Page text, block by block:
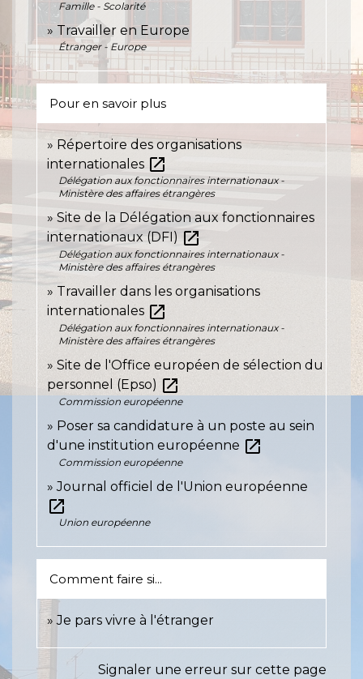
Famille - Scolarité
Travailler en Europe
Étranger - Europe
Pour en savoir plus
Répertoire des organisations
internationales open_in_new
Délégation aux fonctionnaires internationaux -
Ministère des affaires étrangères
Site de la Délégation aux fonctionnaires
internationaux (DFI) open_in_new
Délégation aux fonctionnaires internationaux -
Ministère des affaires étrangères
Travailler dans les organisations
internationales open_in_new
Délégation aux fonctionnaires internationaux -
Ministère des affaires étrangères
Site de l'Office européen de sélection du
personnel (Epso) open_in_new
Commission européenne
Poser sa candidature à un poste au sein
d'une institution européenne open_in_new
Commission européenne
Journal officiel de l'Union européenne
open_in_new
Union européenne
Comment faire si...
Je pars vivre à l'étranger
Signaler une erreur sur cette page